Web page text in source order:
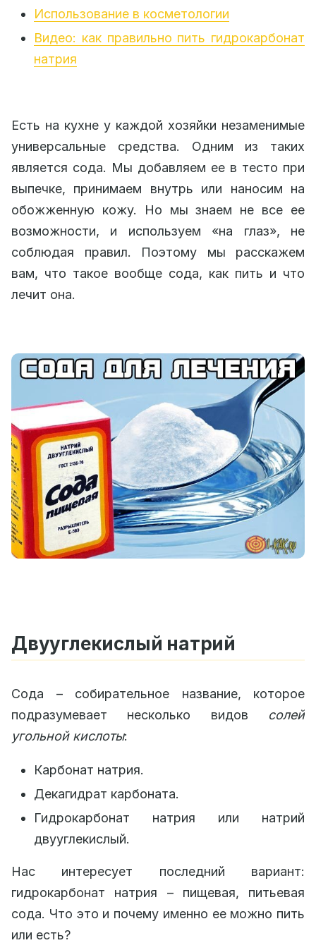
Использование в косметологии
Видео: как правильно пить гидрокарбонат
натрия
Есть на кухне у каждой хозяйки незаменимые
универсальные средства. Одним из таких
является сода. Мы добавляем ее в тесто при
выпечке, принимаем внутрь или наносим на
обожженную кожу. Но мы знаем не все ее
возможности, и используем «на глаз», не
соблюдая правил. Поэтому мы расскажем
вам, что такое вообще сода, как пить и что
лечит она.
Двууглекислый натрий
Сода – собирательное название, которое
подразумевает несколько видов солей
угольной кислоты:
Карбонат натрия.
Декагидрат карбоната.
Гидрокарбонат натрия или натрий
двууглекислый.
Нас интересует последний вариант:
гидрокарбонат натрия – пищевая, питьевая
сода. Что это и почему именно ее можно пить
или есть?